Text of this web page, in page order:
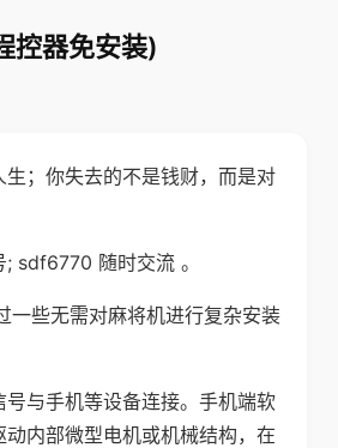
控器免安装)
；你失去的不是钱财，而是对
sdf6770 随时交流 。
一些无需对麻将机进行复杂安装
与手机等设备连接。手机端软
内部微型电机或机械结构，在